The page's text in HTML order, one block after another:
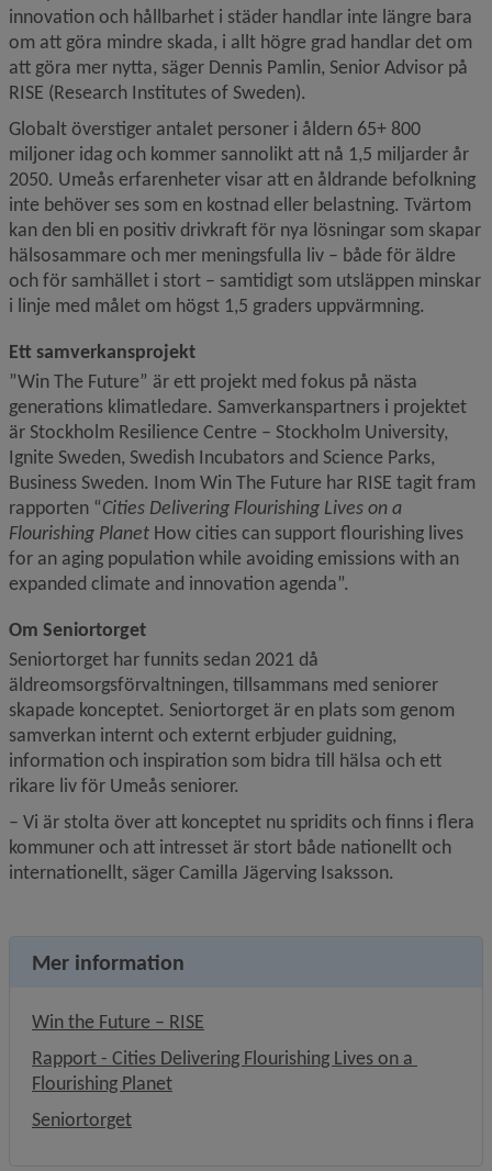
innovation och hållbarhet i städer handlar inte längre bara
om att göra mindre skada, i allt högre grad handlar det om
att göra mer nytta, säger Dennis Pamlin, Senior Advisor på
RISE (Research Institutes of Sweden).
Globalt överstiger antalet personer i åldern 65+ 800
miljoner idag och kommer sannolikt att nå 1,5 miljarder år
2050. Umeås erfarenheter visar att en åldrande befolkning
inte behöver ses som en kostnad eller belastning. Tvärtom
kan den bli en positiv drivkraft för nya lösningar som skapar
hälsosammare och mer meningsfulla liv – både för äldre
och för samhället i stort – samtidigt som utsläppen minskar
i linje med målet om högst 1,5 graders uppvärmning.
Ett samverkansprojekt
”Win The Future” är ett projekt med fokus på nästa
generations klimatledare. Samverkanspartners i projektet
är Stockholm Resilience Centre – Stockholm University,
Ignite Sweden, Swedish Incubators and Science Parks,
Business Sweden. Inom Win The Future har RISE tagit fram
rapporten “Cities Delivering Flourishing Lives on a
Flourishing Planet How cities can support flourishing lives
for an aging population while avoiding emissions with an
expanded climate and innovation agenda”.
Om Seniortorget
Seniortorget har funnits sedan 2021 då
äldreomsorgsförvaltningen, tillsammans med seniorer
skapade konceptet. Seniortorget är en plats som genom
samverkan internt och externt erbjuder guidning,
information och inspiration som bidra till hälsa och ett
rikare liv för Umeås seniorer.
– Vi är stolta över att konceptet nu spridits och finns i flera
kommuner och att intresset är stort både nationellt och
internationellt, säger Camilla Jägerving Isaksson.
Mer information
Win the Future – RISE
Rapport - Cities Delivering Flourishing Lives on a
Flourishing PlanetLänk till annan webbplats.
Seniortorget